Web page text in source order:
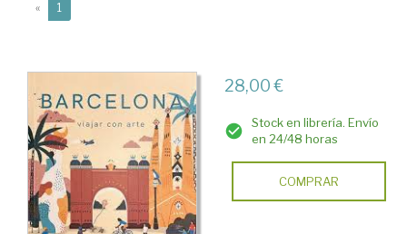
« 1
28,00 €
Stock en librería. Envío
en 24/48 horas
COMPRAR